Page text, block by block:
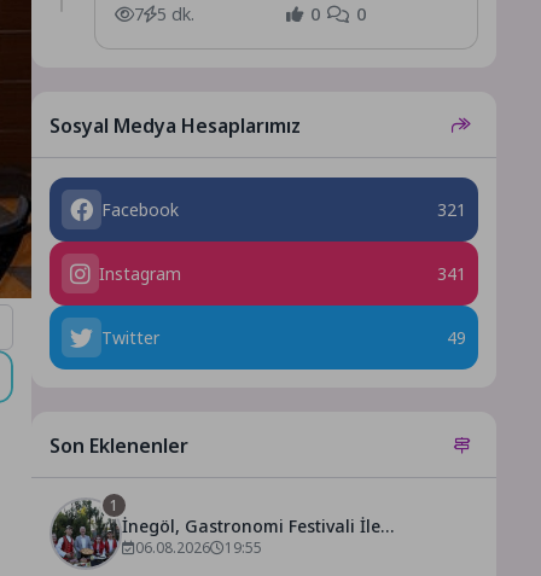
mutfak kültürünü, yöresel ürünlerini ve...
7 5 dk. 0 0
Sosyal Medya Hesaplarımız
Facebook 321
Instagram 341
Twitter 49
Son Eklenenler
1
İnegöl, Gastronomi Festivali İle
Lezzetlerini Vitrine Çıkarıyor
06.08.2026 19:55